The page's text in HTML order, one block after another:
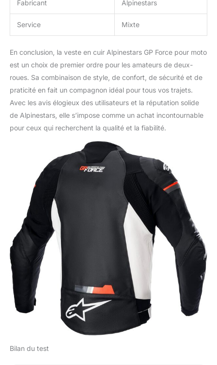
Fabricant Alpinestars
Service Mixte
En conclusion, la veste en cuir Alpinestars GP Force pour moto
est un choix de premier ordre pour les amateurs de deux-
roues. Sa combinaison de style, de confort, de sécurité et de
praticité en fait un compagnon idéal pour tous vos trajets.
Avec les avis élogieux des utilisateurs et la réputation solide
de Alpinestars, elle s’impose comme un achat incontournable
pour ceux qui recherchent la qualité et la fiabilité.
Bilan du test